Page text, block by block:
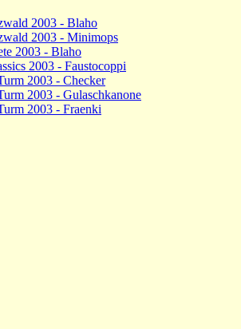
2003 - Blaho
2003 - Minimops
2003 - Blaho
2003 - Faustocoppi
2003 - Checker
2003 - Gulaschkanone
2003 - Fraenki